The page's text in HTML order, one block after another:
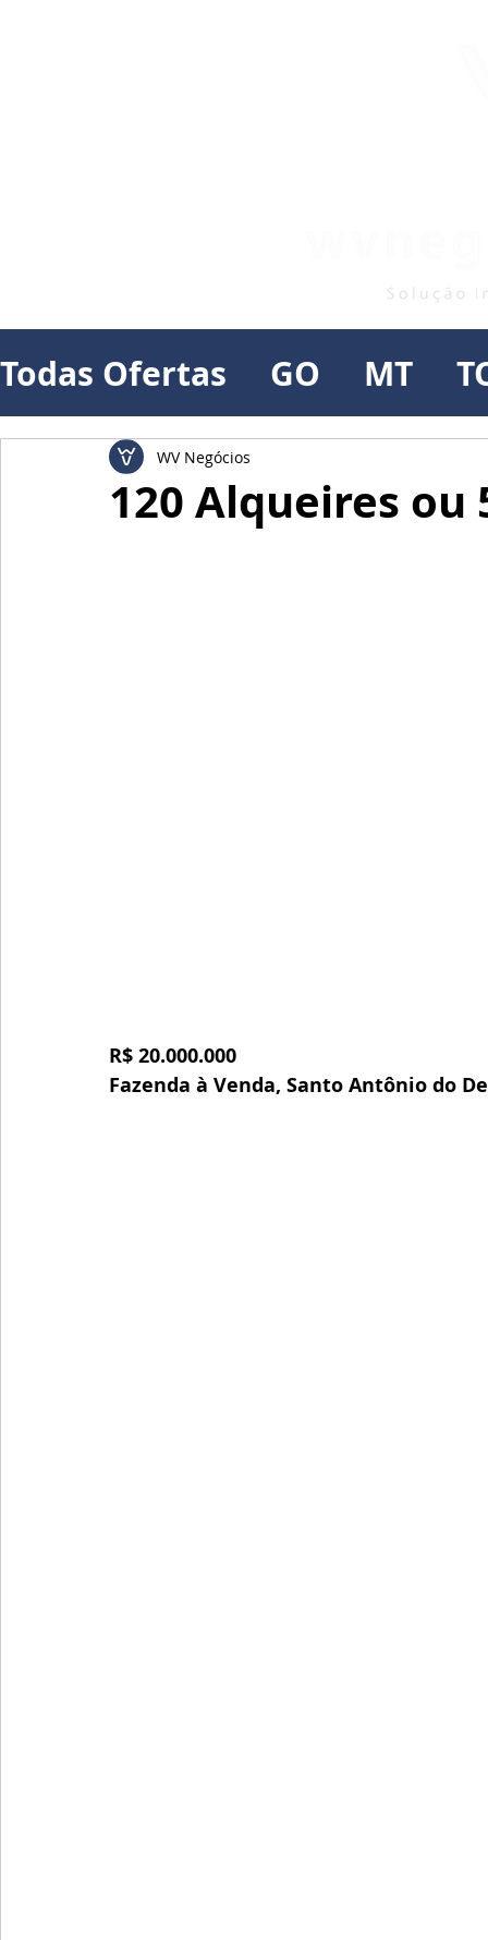
Todas Ofertas GO MT
120 Alqueires ou
WV Negócios
R$ 20.000.000
Fazenda à Venda, Santo Antônio do